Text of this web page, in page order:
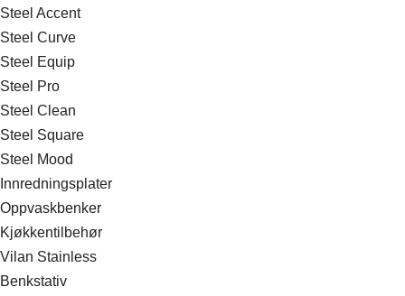
Steel Accent
Steel Curve
Steel Equip
Steel Pro
Steel Clean
Steel Square
Steel Mood
Innredningsplater
Oppvaskbenker
Kjøkkentilbehør
Vilan Stainless
Benkstativ